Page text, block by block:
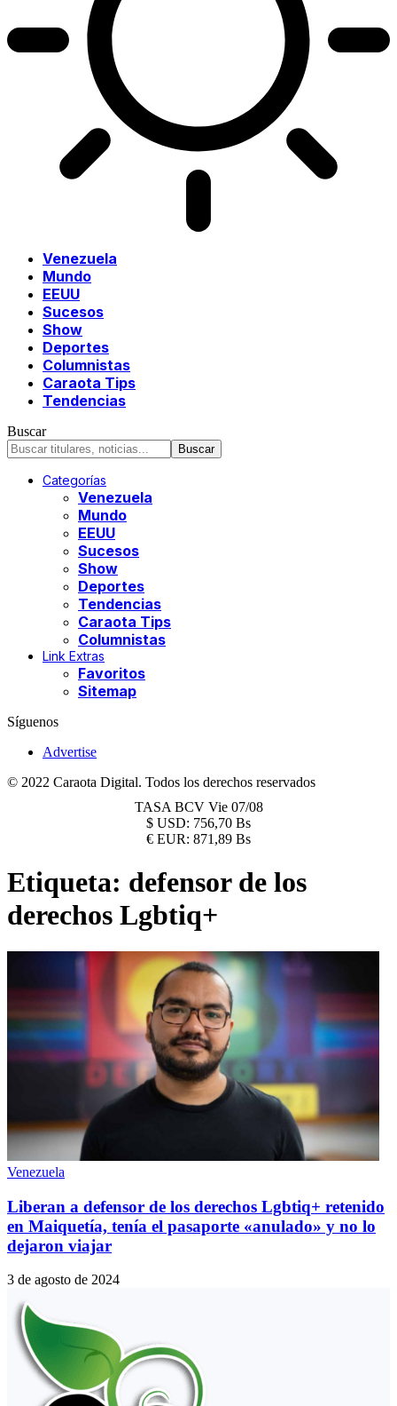
Venezuela
Mundo
EEUU
Sucesos
Show
Deportes
Columnistas
Caraota Tips
Tendencias
Buscar
Categorías
Venezuela
Mundo
EEUU
Sucesos
Show
Deportes
Tendencias
Caraota Tips
Columnistas
Link Extras
Favoritos
Sitemap
Síguenos
Advertise
© 2022 Caraota Digital. Todos los derechos reservados
TASA BCV Vie 07/08
$ USD: 756,70 Bs
€ EUR: 871,89 Bs
Etiqueta: defensor de los
derechos Lgbtiq+
Venezuela
Liberan a defensor de los derechos Lgbtiq+ retenido
en Maiquetía, tenía el pasaporte «anulado» y no lo
dejaron viajar
3 de agosto de 2024